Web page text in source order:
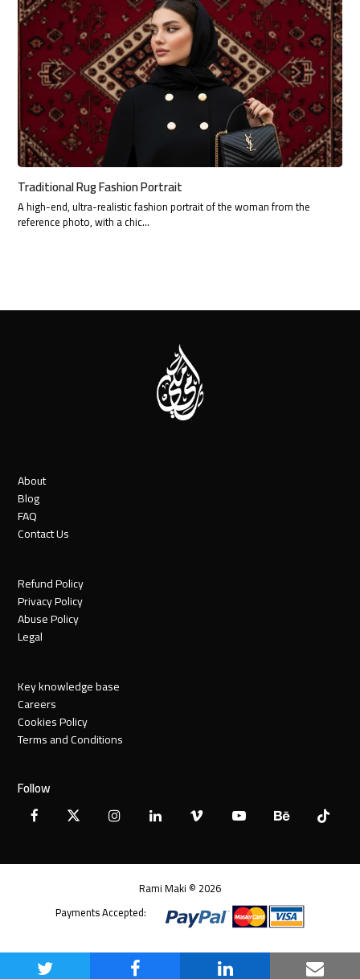
Traditional Rug Fashion Portrait
A high-end, ultra-realistic fashion portrait of the woman from the
reference photo, with a chic…
About
Blog
FAQ
Contact Us
Refund Policy
Privacy Policy
Abuse Policy
Legal
Key knowledge base
Careers
Cookies Policy
Terms and Conditions
Follow
Facebook
X InstagramLinkedInVimeo YouTubeBehanceTiktok
Rami Maki © 2026
Payments Accepted: